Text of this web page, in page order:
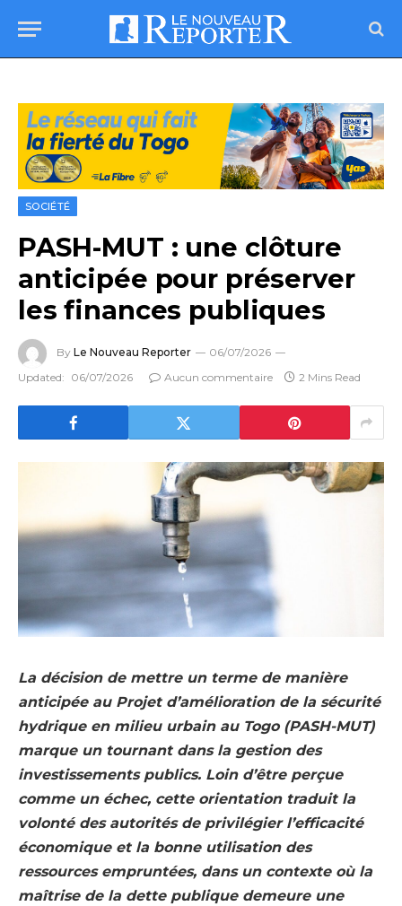
SOCIÉTÉ
PASH-MUT : une clôture
anticipée pour préserver
les finances publiques
By Le Nouveau Reporter
06/07/2026
Updated: 06/07/2026 Aucun commentaire 2 Mins Read
La décision de mettre un terme de manière
anticipée au Projet d’amélioration de la sécurité
hydrique en milieu urbain au Togo (PASH-MUT)
marque un tournant dans la gestion des
investissements publics. Loin d’être perçue
comme un échec, cette orientation traduit la
volonté des autorités de privilégier l’efficacité
économique et la bonne utilisation des
ressources empruntées, dans un contexte où la
maîtrise de la dette publique demeure une